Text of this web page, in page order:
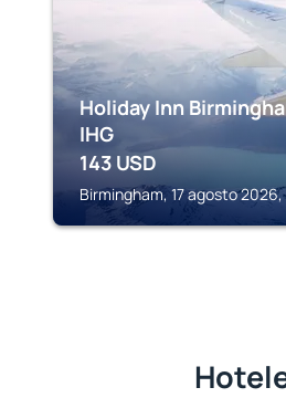
Holiday Inn
IHG
143 USD
Birmingham, 17 agosto